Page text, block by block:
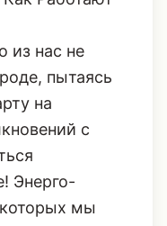
дня - это ли
и
Работают
из нас не
пытаясь
на
с